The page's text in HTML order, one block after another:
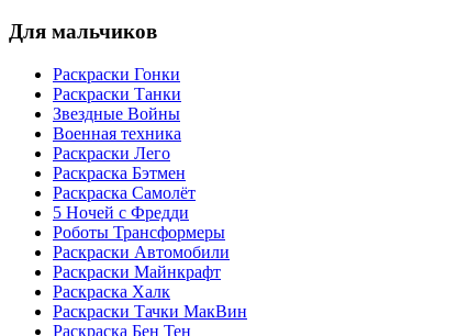
Для мальчиков
Раскраски Гонки
Раскраски Танки
Звездные Войны
Военная техника
Раскраски Лего
Раскраска Бэтмен
Раскраска Самолёт
5 Ночей с Фредди
Роботы Трансформеры
Раскраски Автомобили
Раскраски Майнкрафт
Раскраска Халк
Раскраски Тачки МакВин
Раскраска Бен Тен